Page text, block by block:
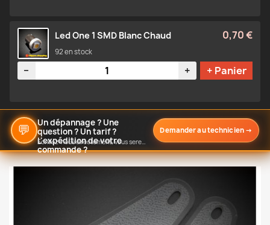
Led One 1 SMD Blanc Chaud 0,70 €
92 en stock
− + + Panier
💬
Un dépannage ? Une
question ? Un tarif ?
L'expédition de votre
commande ?
Écrivez-nous directement, vous serez notifié de notre réponse
Demander au technicien →